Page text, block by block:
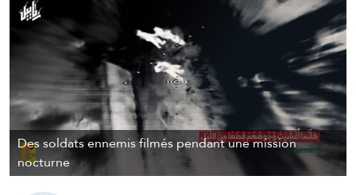
Des soldats ennemis filmés pendant une mission
nocturne